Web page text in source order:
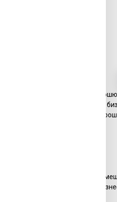
очередь это касается
и партнеров к вашему
вам нужна качественная
достаточно большим, потому
можно презентовать